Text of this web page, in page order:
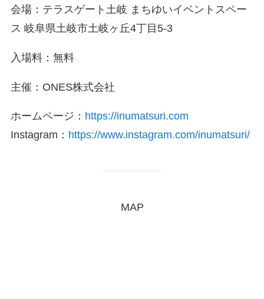
会場：テラスゲート土岐 まちゆいイベントスペー
ス 岐阜県土岐市土岐ヶ丘4丁目5-3
入場料：無料
主催：ONES株式会社
ホームページ： https://inumatsuri.com
Instagram： https://www.instagram.com/inumatsuri/
MAP